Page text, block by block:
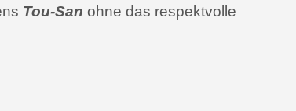
Tou-San ohne das respektvolle